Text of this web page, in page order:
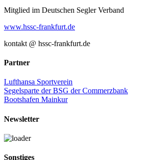
Mitglied im Deutschen Segler Verband
www.hssc-frankfurt.de
kontakt @ hssc-frankfurt.de
Partner
Lufthansa Sportverein
Segelsparte der BSG der Commerzbank
Bootshafen Mainkur
Newsletter
Sonstiges